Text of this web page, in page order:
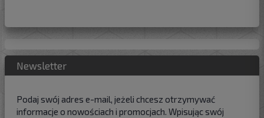
Newsletter
Podaj swój adres e-mail, jeżeli chcesz otrzymywać
informacje o nowościach i promocjach. Wpisując swój